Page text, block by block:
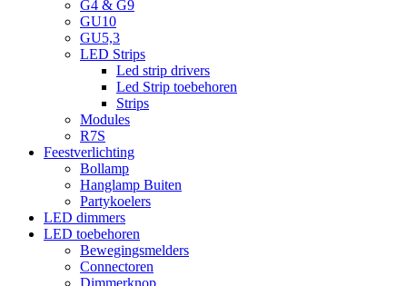
G4 & G9
GU10
GU5,3
LED Strips
Led strip drivers
Led Strip toebehoren
Strips
Modules
R7S
Feestverlichting
Bollamp
Hanglamp Buiten
Partykoelers
LED dimmers
LED toebehoren
Bewegingsmelders
Connectoren
Dimmerknop